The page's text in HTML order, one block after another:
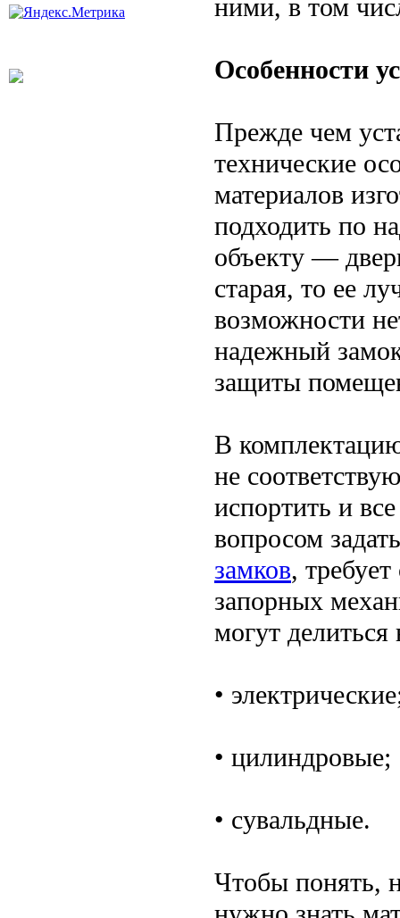
ними, в том
Особенности
Прежде чем
технические
материалов
подходить по
объекту —
старая, то ее
возможности
надежный
защиты
В
не
испортить и
вопросом
замков,
запорных
могут делиться
•
• цилиндровые;
• сувальдные.
Чтобы понять,